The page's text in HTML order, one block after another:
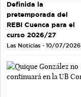
Definida la
pretemporada del
REBI Cuenca para el
curso 2026/27
Las Noticias - 10/07/2026